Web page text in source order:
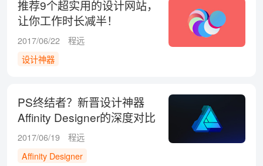
推荐9个超实用的设计网站，
让你工作时长减半！
2017/06/22
程远
设计神器
PS终结者？新晋设计神器
Affinity Designer的深度对比
测评（上）
2017/06/19
程远
Affinity Designer